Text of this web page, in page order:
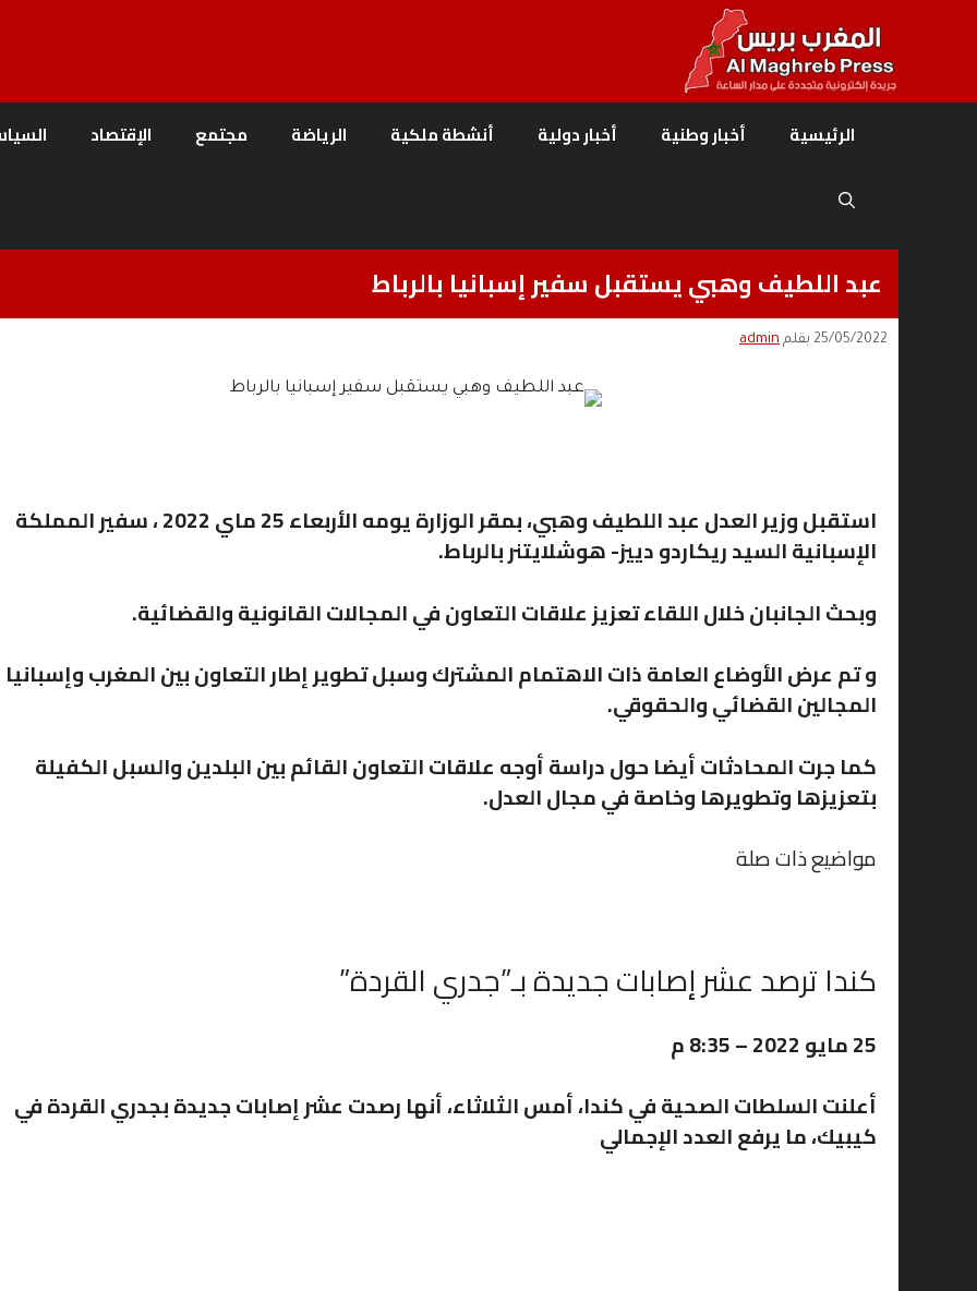
الرئيسية أخبار وطنية أخبار دولية أنشطة ملكية الرياضة مجتمع الإقتصاد
عبد اللطيف وهبي يستقبل سفير إسبانيا بالرباط
25/05/2022 بقلم admin
استقبل وزير العدل عبد اللطيف وهبي، بمقر الوزارة يومه الأربعاء 25 ماي 2022 ، سفير المملكة
الإسبانية السيد ريكاردو دييز- هوشلايتنر بالرباط.
وبحث الجانبان خلال اللقاء تعزيز علاقات التعاون في المجالات القانونية والقضائية.
و تم عرض الأوضاع العامة ذات الاهتمام المشترك وسبل تطوير إطار التعاون بين المغرب
المجالين القضائي والحقوقي.
كما جرت المحادثات أيضا حول دراسة أوجه علاقات التعاون القائم بين البلدين والسبل الكفيلة
بتعزيزها وتطويرها وخاصة في مجال العدل.
مواضيع ذات صلة
كندا ترصد عشر إصابات جديدة بـ”جدري القردة”
25 مايو 2022 – 8:35 م
أعلنت السلطات الصحية في كندا، أمس الثلاثاء، أنها رصدت عشر إصابات جديدة بجدري القردة في
كيبيك، ما يرفع العدد الإجمالي